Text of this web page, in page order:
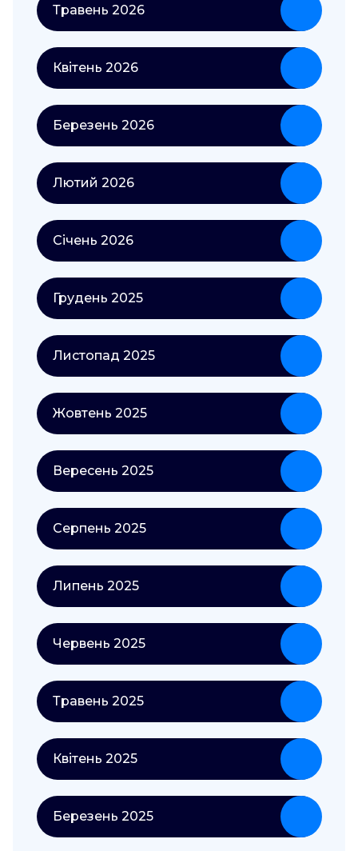
Травень 2026
Квітень 2026
Березень 2026
Лютий 2026
Січень 2026
Грудень 2025
Листопад 2025
Жовтень 2025
Вересень 2025
Серпень 2025
Липень 2025
Червень 2025
Травень 2025
Квітень 2025
Березень 2025